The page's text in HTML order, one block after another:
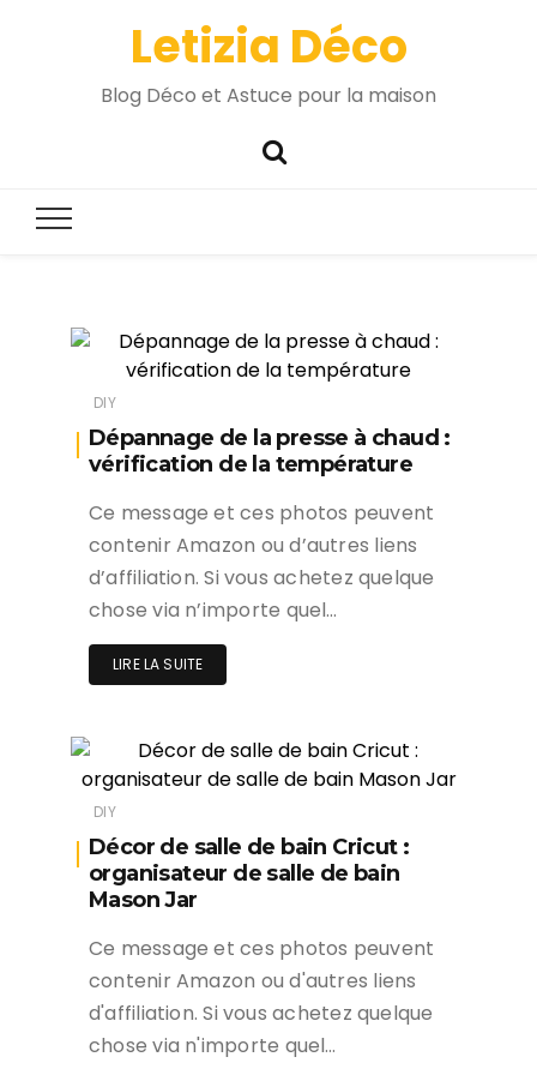
Letizia Déco
Blog Déco et Astuce pour la maison
DIY
Dépannage de la presse à chaud :
vérification de la température
Ce message et ces photos peuvent
contenir Amazon ou d’autres liens
d’affiliation. Si vous achetez quelque
chose via n’importe quel…
LIRE LA SUITE
DIY
Décor de salle de bain Cricut :
organisateur de salle de bain
Mason Jar
Ce message et ces photos peuvent
contenir Amazon ou d'autres liens
d'affiliation. Si vous achetez quelque
chose via n'importe quel…